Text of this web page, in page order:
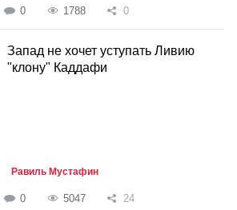
0 1788 0
Запад не хочет уступать Ливию
"клону" Каддафи
Равиль Мустафин
0 5047 24